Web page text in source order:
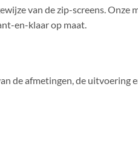
van de zip-screens. Onze
en-klaar op maat.
de afmetingen, de uitvoering